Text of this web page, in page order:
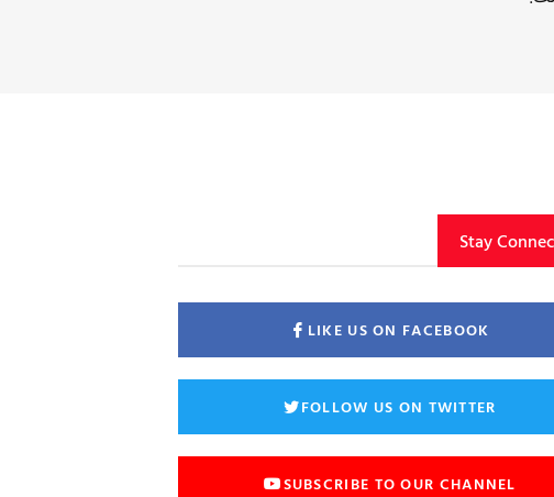
Stay
LIKE US ON FACEBOOK
FOLLOW US ON TWITTER
SUBSCRIBE TO OUR CHANNEL